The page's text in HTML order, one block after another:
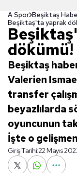
A Spor Beşiktaş
Beşiktaş'ta yaprak
dökümü!
Beşiktaş
Valerien
transfer
beyazlılarda
oyuncunun
İşte o
Giriş Tarihi:22 Mayıs